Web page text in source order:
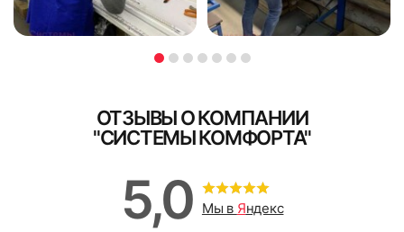
персональных данных
Я ознакомлен и согласен сполитикой об обработке
персональных данных
Поле обязательно для заполнения
ОТЗЫВЫ О КОМПАНИИ
"СИСТЕМЫ КОМФОРТА"
5,0 Мы в Яндекс